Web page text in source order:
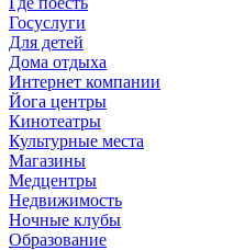
Госуслуги
Для детей
Дома отдыха
Интернет компании
Йога центры
Кинотеатры
Культурные места
Магазины
Медцентры
Недвижимость
Ночные клубы
Образование